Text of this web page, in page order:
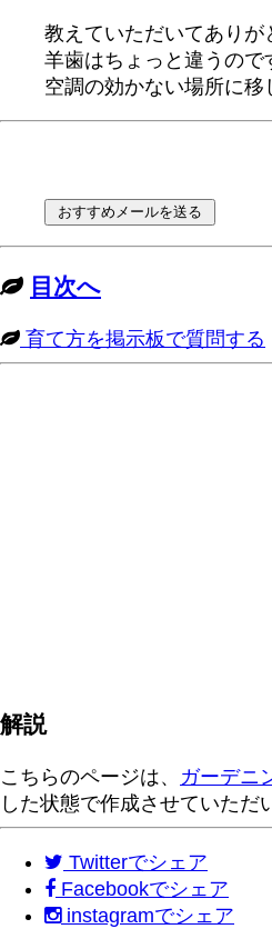
教えていただいてありが
羊歯はちょっと違うので
空調の効かない場所に移
目次へ
育て方を掲示板で質問する
解説
こちらのページは、 ガーデニ
した状態で作成させていただ
Twitterでシェア
Facebookでシェア
instagramでシェア